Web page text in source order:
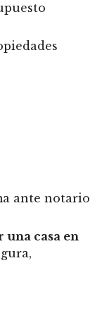
ante notario
una casa en